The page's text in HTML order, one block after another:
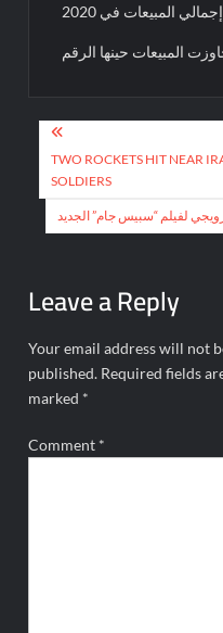
Post
navigation
TWO ROCKETS HIT NEAR
SOLDIERS
لفيلم “سبيس جام” الجديد
Leave a Reply
Your email address will not
published. Required fields
marked *
Comment *